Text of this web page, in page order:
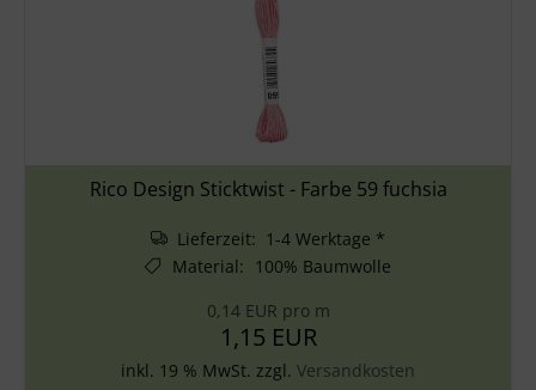
Rico Design Sticktwist - Farbe 59 fuchsia
Lieferzeit: 1-4 Werktage *
Material: 100% Baumwolle
0,14 EUR pro m
1,15 EUR
inkl. 19 % MwSt. zzgl. Versandkosten